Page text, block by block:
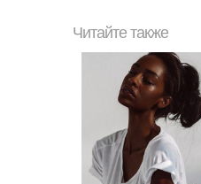
Читайте также